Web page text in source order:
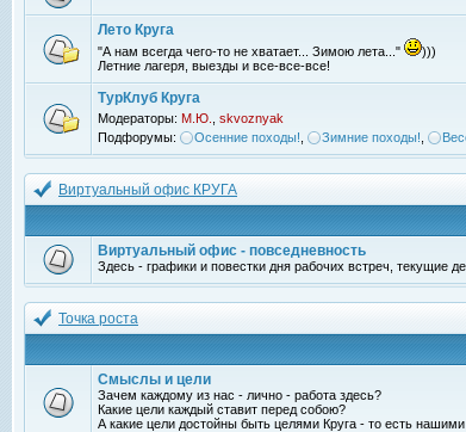
Лето Круга
"А нам всегда чего-то не хватает... Зимою лета..."
)))
Летние лагеря, выезды и все-все-все!
ТурКлуб Круга
Модераторы: М.Ю.
skvoznyak
Подфорумы:
Осенние походы! Зимние походы!
Виртуальный офис КРУГА
Виртуальный офис - повседневность
Здесь - графики и повестки дня рабочих встреч, текущие
Точка роста
Смыслы и цели
Зачем каждому из нас - лично - работа здесь?
Какие цели каждый ставит перед собою?
А какие цели достойны быть целями Круга - то есть